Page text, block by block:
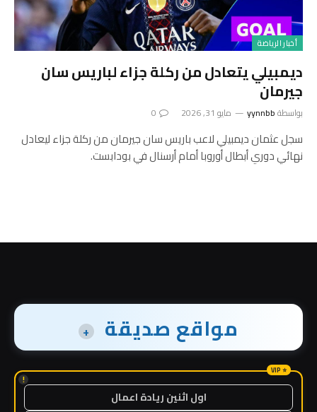
أخبار الرياضة
ديمبيلي يتعادل من ركلة جزاء لباريس سان
جيرمان
بواسطةyynnbb مايو 31, 2026 0
سجل عثمان ديمبيلي لاعب باريس سان جيرمان من ركلة جزاء ليعادل
نهائي دوري أبطال أوروبا أمام أرسنال في بودابست.
مواقع صديقة +
!
اول اثنين ريادة اعمال